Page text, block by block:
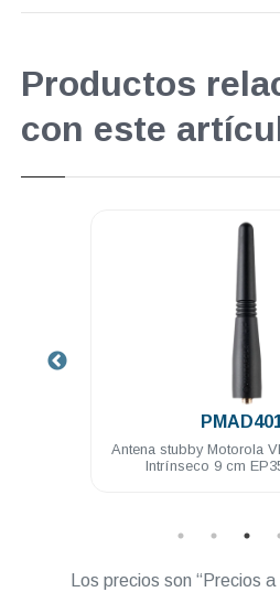
Productos
con este
.
Antena stubby Motorola
Intrínseco 9 cm
Los precios son “Precios